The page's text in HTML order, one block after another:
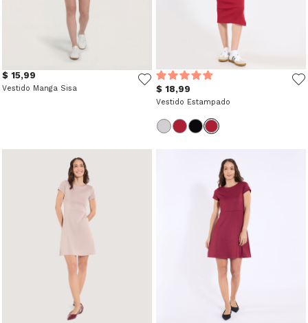
$ 15,99
Vestido Manga Sisa $ 18,99
Vestido Estampado